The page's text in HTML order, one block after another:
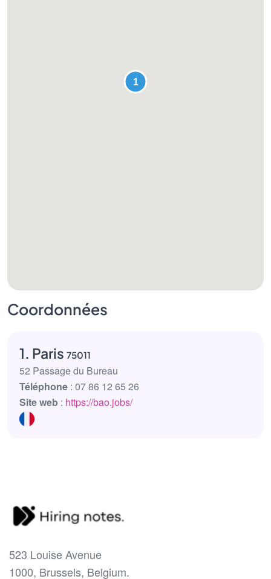
Coordonnées
1. Paris 75011
52 Passage du Bureau
Téléphone : 07 86 12 65 26
Site web : https://bao.jobs/
523 Louise Avenue
1000, Brussels, Belgium.